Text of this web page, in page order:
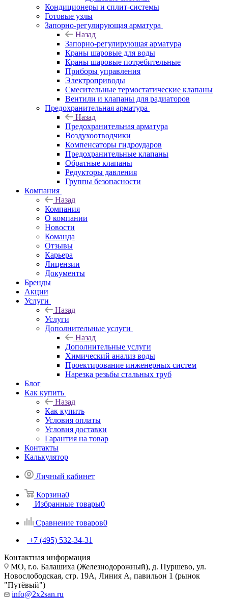
Кондиционеры и сплит-системы
Готовые узлы
Запорно-регулирующая арматура
Назад
Запорно-регулирующая арматура
Краны шаровые для воды
Краны шаровые потребительные
Приборы управления
Электроприводы
Смесительные термостатические клапаны
Вентили и клапаны для радиаторов
Предохранительная арматура
Назад
Предохранительная арматура
Воздухоотводчики
Компенсаторы гидроударов
Предохранительные клапаны
Обратные клапаны
Редукторы давления
Группы безопасности
Компания
Назад
Компания
О компании
Новости
Команда
Отзывы
Карьера
Лицензии
Документы
Бренды
Акции
Услуги
Назад
Услуги
Дополнительные услуги
Назад
Дополнительные услуги
Химический анализ воды
Проектирование инженерных систем
Нарезка резьбы стальных труб
Блог
Как купить
Назад
Как купить
Условия оплаты
Условия доставки
Гарантия на товар
Контакты
Калькулятор
Личный кабинет
Корзина0
Избранные товары0
Сравнение товаров0
+7 (495) 532‑34‑31
Контактная информация
МО, г.о. Балашиха (Железнодорожный), д. Пуршево, ул.
Новослободская, стр. 19А, Линия А, павильон 1 (рынок
"Путёвый")
info@2x2san.ru